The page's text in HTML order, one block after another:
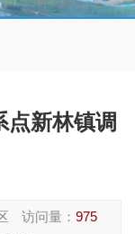
点新林镇调
访问量：975